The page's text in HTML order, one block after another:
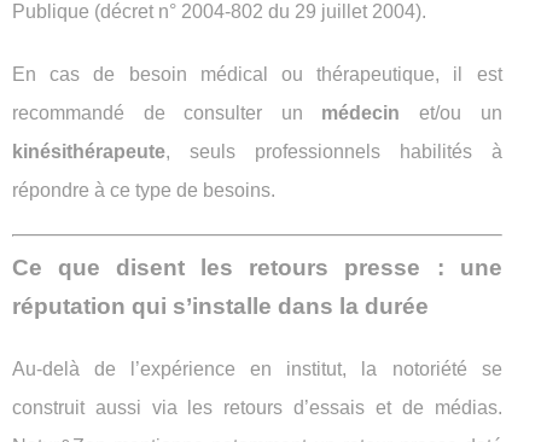
Publique (décret n° 2004-802 du 29 juillet 2004).
En cas de besoin médical ou thérapeutique, il est
recommandé de consulter un médecin et/ou un
kinésithérapeute, seuls professionnels habilités à
répondre à ce type de besoins.
Ce que disent les retours presse : une
réputation qui s’installe dans la durée
Au-delà de l’expérience en institut, la notoriété se
construit aussi via les retours d’essais et de médias.